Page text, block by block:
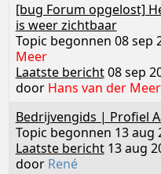
[bug Forum opgelost]
is weer zichtbaar
Topic begonnen 08 sep
Meer
Laatste bericht08 sep
door Hans van der Meer
Bedrijvengids | Profiel
Topic begonnen 13 aug
Laatste bericht13 aug
door René